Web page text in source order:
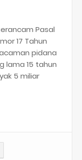
Pasal
17 Tahun
pidana
lama 15 tahun
5 miliar